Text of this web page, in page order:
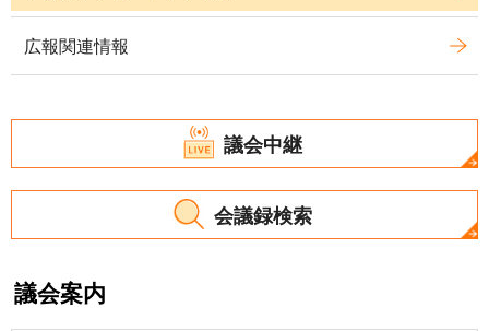
広報関連情報
議会中継
会議録検索
議会案内